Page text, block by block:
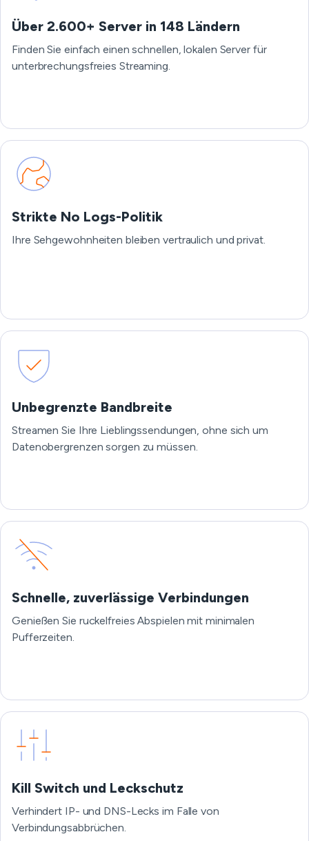
Über 2.600+ Server in 148 Ländern
Finden Sie einfach einen schnellen, lokalen Server für
unterbrechungsfreies Streaming.
Strikte No Logs-Politik
Ihre Sehgewohnheiten bleiben vertraulich und privat.
Unbegrenzte Bandbreite
Streamen Sie Ihre Lieblingssendungen, ohne sich um
Datenobergrenzen sorgen zu müssen.
Schnelle, zuverlässige Verbindungen
Genießen Sie ruckelfreies Abspielen mit minimalen
Pufferzeiten.
Kill Switch und Leckschutz
Verhindert IP- und DNS-Lecks im Falle von
Verbindungsabbrüchen.